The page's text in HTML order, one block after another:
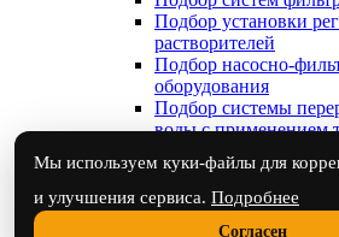
Подбор установки
растворителей
Подбор насосно-
оборудования
Подбор системы
воды с применением
Отправьте нам Ваш
Ответы на часто
Мы используем куки-файлы для
и улучшения сервиса. Подробнее
Согласен